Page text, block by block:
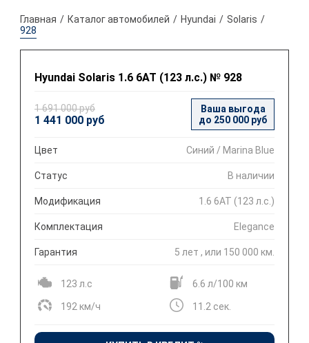
Главная Каталог автомобилей Hyundai
Solaris
928
Hyundai Solaris 1.6 6АТ (123 л.с.) № 928
1 691 000 руб
1 441 000 руб
Ваша выгода
до 250 000 руб
Цвет Синий / Marina Blue
Статус В наличии
Модификация 1.6 6АТ (123 л.с.)
Комплектация Elegance
Гарантия 5 лет , или 150 000 км.
123 л.с 6.6 л/100 км
192 км/ч 11.2 сек.